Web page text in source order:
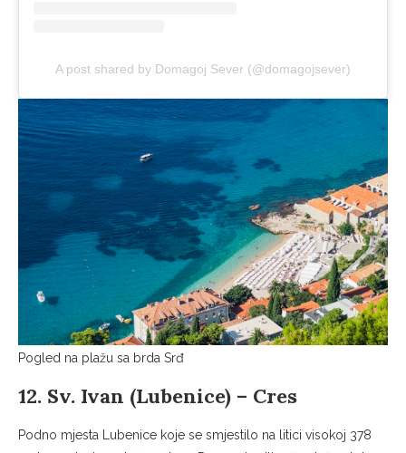
A post shared by Domagoj Sever (@domagojsever)
Pogled na plažu sa brda Srđ
12. Sv. Ivan (Lubenice) – Cres
Podno mjesta Lubenice koje se smjestilo na litici visokoj 378